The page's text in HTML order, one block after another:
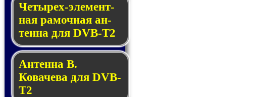
Четырех-эле­мент­
ная ра­моч­ная ан­
тен­на для DVB-T2
Антенна В.
Ковачева для DVB-
T2